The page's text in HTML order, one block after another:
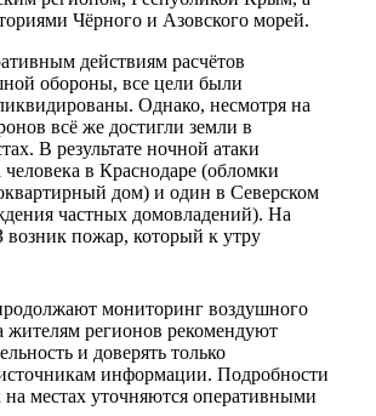
Чёрного и Азовского морей.
действиям расчётов
обороны, все цели были
Однако, несмотря на
всё же достигли земли в
В результате ночной атаки
человека в Краснодаре (обломки
дом) и один в Северском
частных домовладений). На
пожар, который к утру
мониторинг воздушного
жителям регионов рекомендуют
и доверять только
информации. Подробности
на местах уточняются оперативными